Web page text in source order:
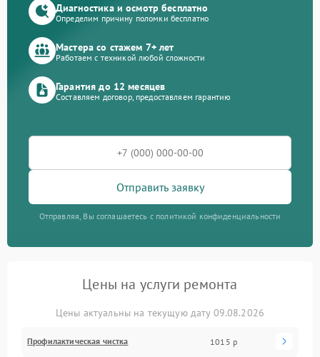
Диагностика и осмотр бесплатно
Определим причину поломки бесплатно
Мастера со стажем 7+ лет
Работаем с техникой любой сложности
Гарантия до 12 месяцев
Составляем договор, предоставляем гарантию
Отправить заявку
Отправляя, Вы соглашаетесь с политикой конфиденциальности
Цены на услуги ремонта
Цены актуальны на текущую дату 09.08.2026
Профилактическая чистка 1015 р